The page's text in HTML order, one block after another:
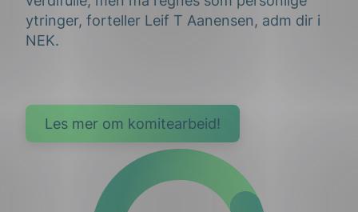
ytringer, forteller Leif T Aanensen, adm dir i
NEK.
Les mer om komitearbeid!